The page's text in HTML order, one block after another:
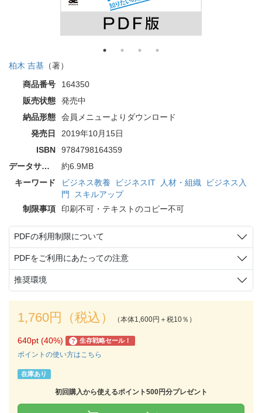
柏木 吉基 （著）
商品番号
164350
販売状態
発売中
納品形態
会員メニューよりダウンロード
発売日
2019年10月15日
ISBN
9784798164359
データサイズ
約6.9MB
キーワード
ビジネス教養 ビジネスIT 人材・組織
ビジネス入
門
スキルアップ
制限事項
印刷不可・テキストのコピー不可
PDFの利用制限について
PDFをご利用にあたっての注意
推奨環境
1,760円（税込） （本体1,600円＋税10％）
640pt (40%) ? 生存戦略セール！
ポイントの使い方はこちら
在庫あり
初回購入から使えるポイント500円分プレゼント